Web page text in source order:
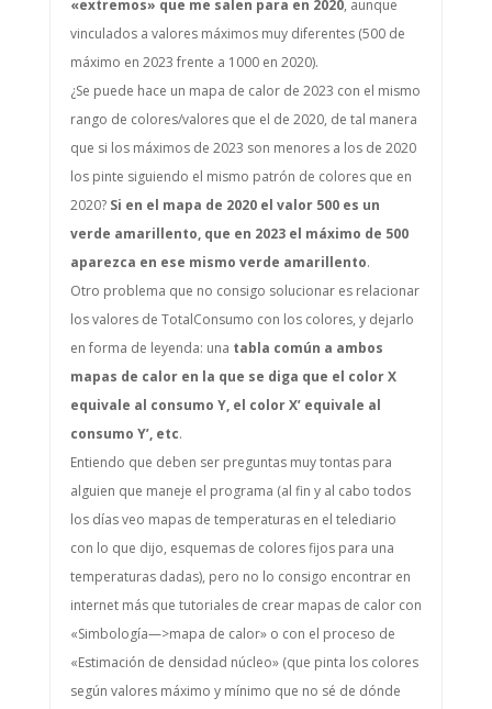
«extremos» que me salen para en 2020, aunque
vinculados a valores máximos muy diferentes (500 de
máximo en 2023 frente a 1000 en 2020).
¿Se puede hace un mapa de calor de 2023 con el mismo
rango de colores/valores que el de 2020, de tal manera
que si los máximos de 2023 son menores a los de 2020
los pinte siguiendo el mismo patrón de colores que en
2020? Si en el mapa de 2020 el valor 500 es un
verde amarillento, que en 2023 el máximo de 500
aparezca en ese mismo verde amarillento.
Otro problema que no consigo solucionar es relacionar
los valores de TotalConsumo con los colores, y dejarlo
en forma de leyenda: una tabla común a ambos
mapas de calor en la que se diga que el color X
equivale al consumo Y, el color X’ equivale al
consumo Y’, etc.
Entiendo que deben ser preguntas muy tontas para
alguien que maneje el programa (al fin y al cabo todos
los días veo mapas de temperaturas en el telediario
con lo que dijo, esquemas de colores fijos para una
temperaturas dadas), pero no lo consigo encontrar en
internet más que tutoriales de crear mapas de calor con
«Simbología—>mapa de calor» o con el proceso de
«Estimación de densidad núcleo» (que pinta los colores
según valores máximo y mínimo que no sé de dónde